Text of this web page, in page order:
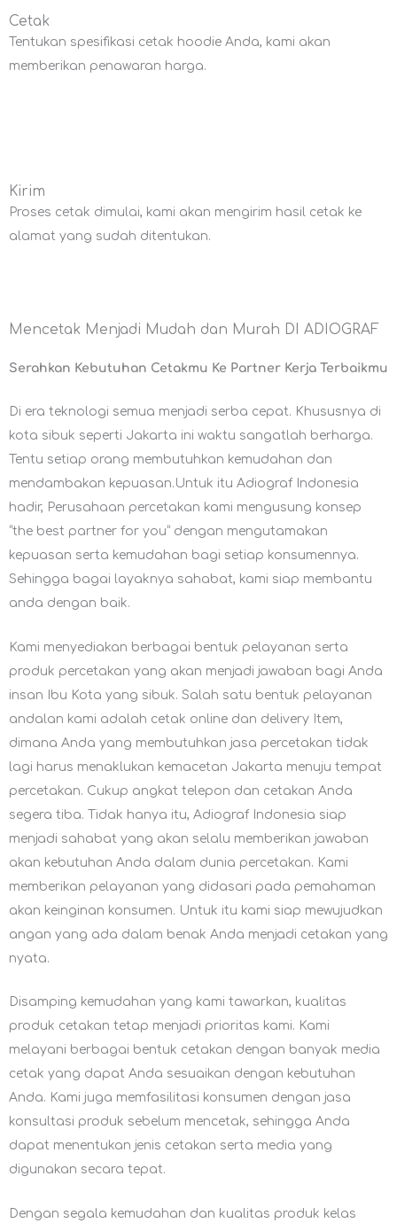
Cetak
Tentukan spesifikasi cetak hoodie Anda, kami akan
memberikan penawaran harga.
Kirim
Proses cetak dimulai, kami akan mengirim hasil cetak ke
alamat yang sudah ditentukan.
Mencetak Menjadi Mudah dan Murah DI ADIOGRAF
Serahkan Kebutuhan Cetakmu Ke Partner Kerja Terbaikmu
Di era teknologi semua menjadi serba cepat. Khususnya di
kota sibuk seperti Jakarta ini waktu sangatlah berharga.
Tentu setiap orang membutuhkan kemudahan dan
mendambakan kepuasan.Untuk itu Adiograf Indonesia
hadir, Perusahaan percetakan kami mengusung konsep
“the best partner for you” dengan mengutamakan
kepuasan serta kemudahan bagi setiap konsumennya.
Sehingga bagai layaknya sahabat, kami siap membantu
anda dengan baik.
Kami menyediakan berbagai bentuk pelayanan serta
produk percetakan yang akan menjadi jawaban bagi Anda
insan Ibu Kota yang sibuk. Salah satu bentuk pelayanan
andalan kami adalah cetak online dan delivery Item,
dimana Anda yang membutuhkan jasa percetakan tidak
lagi harus menaklukan kemacetan Jakarta menuju tempat
percetakan. Cukup angkat telepon dan cetakan Anda
segera tiba. Tidak hanya itu, Adiograf Indonesia siap
menjadi sahabat yang akan selalu memberikan jawaban
akan kebutuhan Anda dalam dunia percetakan. Kami
memberikan pelayanan yang didasari pada pemahaman
akan keinginan konsumen. Untuk itu kami siap mewujudkan
angan yang ada dalam benak Anda menjadi cetakan yang
nyata.
Disamping kemudahan yang kami tawarkan, kualitas
produk cetakan tetap menjadi prioritas kami. Kami
melayani berbagai bentuk cetakan dengan banyak media
cetak yang dapat Anda sesuaikan dengan kebutuhan
Anda. Kami juga memfasilitasi konsumen dengan jasa
konsultasi produk sebelum mencetak, sehingga Anda
dapat menentukan jenis cetakan serta media yang
digunakan secara tepat.
Dengan segala kemudahan dan kualitas produk kelas